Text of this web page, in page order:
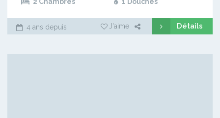
4 ans depuis J'aime Détails